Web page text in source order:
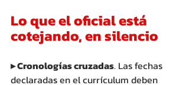
Lo que el oficial está
cotejando, en silencio
▸ Cronologías cruzadas. Las fechas
declaradas en el currículum deben